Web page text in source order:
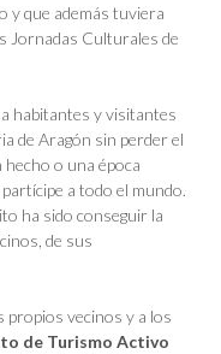
y que además tuviera
Jornadas Culturales de
habitantes y visitantes
de Aragón sin perder el
o una época
a todo el mundo.
ha sido conseguir la
de sus
propios vecinos y a los
de Turismo Activo